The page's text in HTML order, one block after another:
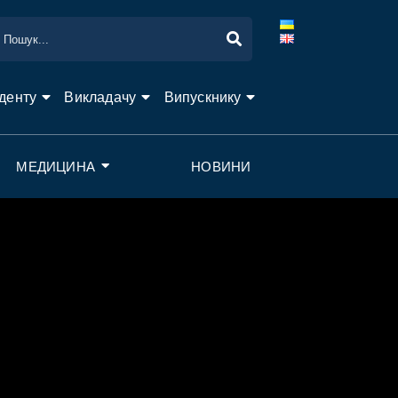
Викладачу Випускнику
МЕДИЦИНА НОВИНИ